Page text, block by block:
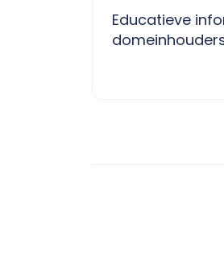
Educatieve